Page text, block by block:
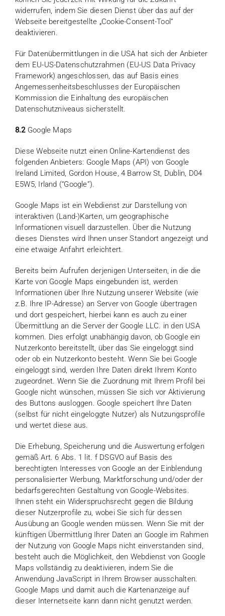
widerrufen, indem Sie diesen Dienst über das auf der
Webseite bereitgestellte „Cookie-Consent-Tool“
deaktivieren.
Für Datenübermittlungen in die USA hat sich der Anbieter
dem EU-US-Datenschutzrahmen (EU-US Data Privacy
Framework) angeschlossen, das auf Basis eines
Angemessenheitsbeschlusses der Europäischen
Kommission die Einhaltung des europäischen
Datenschutzniveaus sicherstellt.
8.2Google Maps
Diese Webseite nutzt einen Online-Kartendienst des
folgenden Anbieters: Google Maps (API) von Google
Ireland Limited, Gordon House, 4 Barrow St, Dublin, D04
E5W5, Irland (“Google”).
Google Maps ist ein Webdienst zur Darstellung von
interaktiven (Land-)Karten, um geographische
Informationen visuell darzustellen. Über die Nutzung
dieses Dienstes wird Ihnen unser Standort angezeigt und
eine etwaige Anfahrt erleichtert.
Bereits beim Aufrufen derjenigen Unterseiten, in die die
Karte von Google Maps eingebunden ist, werden
Informationen über Ihre Nutzung unserer Website (wie
z.B. Ihre IP-Adresse) an Server von Google übertragen
und dort gespeichert, hierbei kann es auch zu einer
Übermittlung an die Server der Google LLC. in den USA
kommen. Dies erfolgt unabhängig davon, ob Google ein
Nutzerkonto bereitstellt, über das Sie eingeloggt sind
oder ob ein Nutzerkonto besteht. Wenn Sie bei Google
eingeloggt sind, werden Ihre Daten direkt Ihrem Konto
zugeordnet. Wenn Sie die Zuordnung mit Ihrem Profil bei
Google nicht wünschen, müssen Sie sich vor Aktivierung
des Buttons ausloggen. Google speichert Ihre Daten
(selbst für nicht eingeloggte Nutzer) als Nutzungsprofile
und wertet diese aus.
Die Erhebung, Speicherung und die Auswertung erfolgen
gemäß Art. 6 Abs. 1 lit. f DSGVO auf Basis des
berechtigten Interesses von Google an der Einblendung
personalisierter Werbung, Marktforschung und/oder der
bedarfsgerechten Gestaltung von Google-Websites.
Ihnen steht ein Widerspruchsrecht gegen die Bildung
dieser Nutzerprofile zu, wobei Sie sich für dessen
Ausübung an Google wenden müssen. Wenn Sie mit der
künftigen Übermittlung Ihrer Daten an Google im Rahmen
der Nutzung von Google Maps nicht einverstanden sind,
besteht auch die Möglichkeit, den Webdienst von Google
Maps vollständig zu deaktivieren, indem Sie die
Anwendung JavaScript in Ihrem Browser ausschalten.
Google Maps und damit auch die Kartenanzeige auf
dieser Internetseite kann dann nicht genutzt werden.